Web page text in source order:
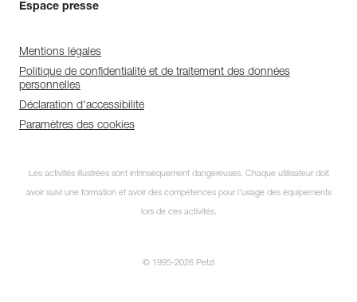
Découvrez ePPEcentre
Simplifiez le contrôle et le suivi de
votre parc d'EPI.
JE DÉCOUVRE L'APP
Espace presse
Mentions légales
Politique de confidentialité et de traitement des données
personnelles
Déclaration d'accessibilité
Paramètres des cookies
Les activités illustrées sont intrinsèquement dangereuses. Chaque utilisateur doit
avoir suivi une formation et avoir des compétences pour l’usage des équipements
lors de ces activités.
© 1995-2026 Petzl